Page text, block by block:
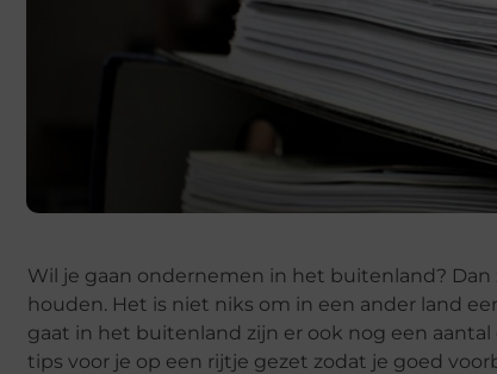
Wil je gaan ondernemen in het buitenland?
houden. Het is niet niks om in een ander land
gaat in het buitenland zijn er ook nog een
tips voor je op een rijtje gezet zodat je goed